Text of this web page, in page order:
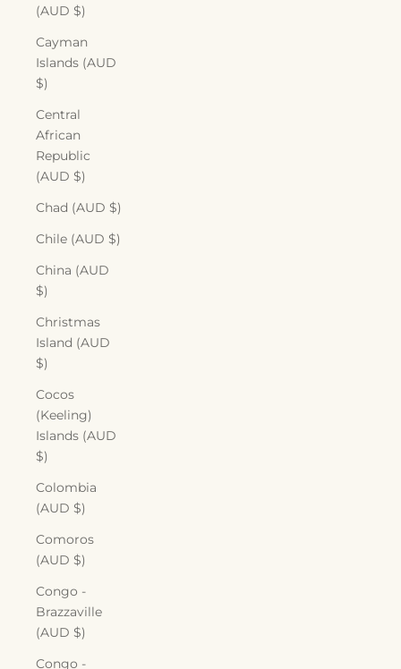
(AUD $)
Cayman
Islands (AUD
$)
Central
African
Republic
(AUD $)
Chad (AUD $)
Chile (AUD $)
China (AUD
$)
Christmas
Island (AUD
$)
Cocos
(Keeling)
Islands (AUD
$)
Colombia
(AUD $)
Comoros
(AUD $)
Congo -
Brazzaville
(AUD $)
Congo -